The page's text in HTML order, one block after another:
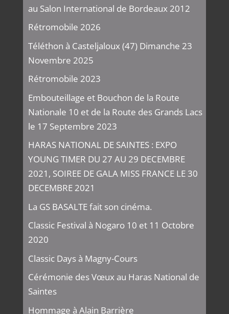
au Salon International de Bordeaux 2012
Rétromobile 2026
Téléthon à Casteljaloux (47) Dimanche 23
Novembre 2025
Rétromobile 2023
Embouteillage et Bouchon de la Route
Nationale 10 et de la Route des Grands Lacs
le 17 Septembre 2023
HARAS NATIONAL DE SAINTES : EXPO
YOUNG TIMER DU 27 AU 29 DECEMBRE
2021, SOIREE DE GALA MISS FRANCE LE 30
DECEMBRE 2021
La GS BASALTE fait son cinéma.
Classic Festival à Nogaro 10 et 11 Octobre
2020
Classic Days à Magny-Cours
Cérémonie des Vœux au Haras National de
Saintes
Hommage à Alain Barrière